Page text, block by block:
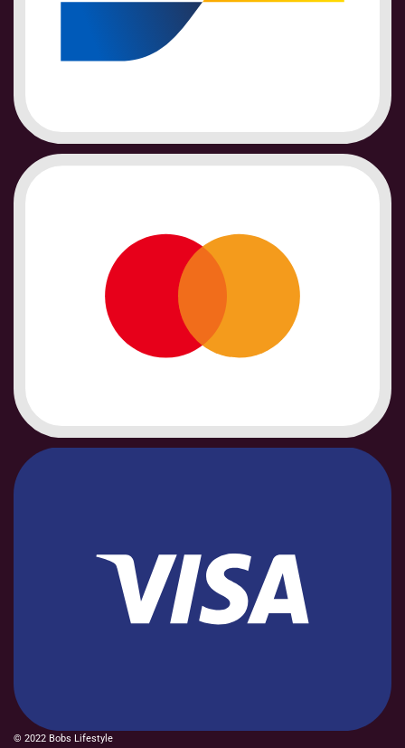
© 2022 Bobs Lifestyle